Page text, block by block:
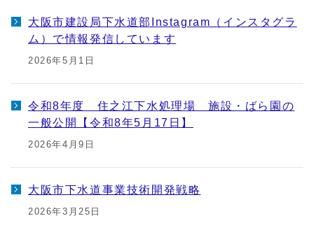
大阪市建設局下水道部Instagram（インスタグラ
ム）で情報発信しています
2026年5月1日
令和8年度 住之江下水処理場 施設・ばら園の
一般公開【令和8年5月17日】
2026年4月9日
大阪市下水道事業技術開発戦略
2026年3月25日